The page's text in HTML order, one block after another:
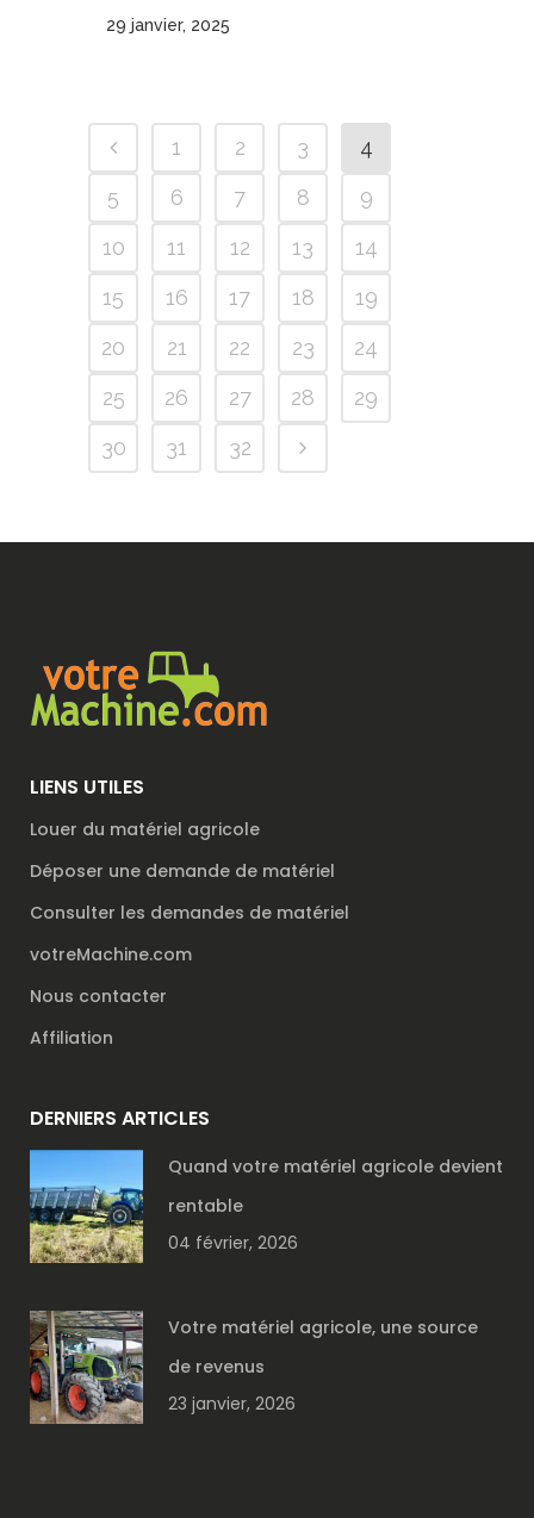
29 janvier, 2025
1 2 3
4
5
6 7 8
9
10
11 12 13
14
15
16 17 18
19
20
21 22 23
24
25
26 27 28
29
30
31 32
LIENS UTILES
Louer du matériel agricole
Déposer une demande de matériel
Consulter les demandes de matériel
votreMachine.com
Nous contacter
Affiliation
DERNIERS ARTICLES
Quand votre matériel agricole devient
rentable
04 février, 2026
Votre matériel agricole, une source
de revenus
23 janvier, 2026